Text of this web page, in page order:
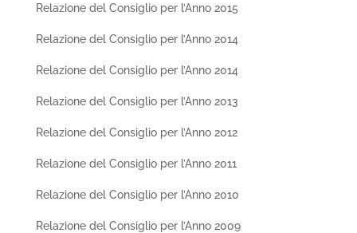
Relazione del Consiglio per l’Anno 2015
Relazione del Consiglio per l’Anno 2014
Relazione del Consiglio per l’Anno 2014
Relazione del Consiglio per l’Anno 2013
Relazione del Consiglio per l’Anno 2012
Relazione del Consiglio per l’Anno 2011
Relazione del Consiglio per l’Anno 2010
Relazione del Consiglio per l’Anno 2009